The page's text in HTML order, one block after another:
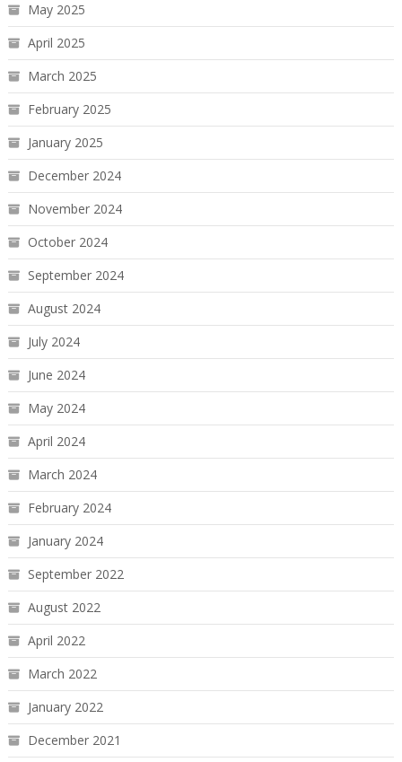
May 2025
April 2025
March 2025
February 2025
January 2025
December 2024
November 2024
October 2024
September 2024
August 2024
July 2024
June 2024
May 2024
April 2024
March 2024
February 2024
January 2024
September 2022
August 2022
April 2022
March 2022
January 2022
December 2021